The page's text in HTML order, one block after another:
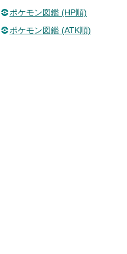
ポケモン図鑑 (HP順)
ポケモン図鑑 (ATK順)